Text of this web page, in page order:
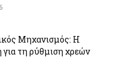
Μηχανισμός: Η
τη ρύθμιση χρεών